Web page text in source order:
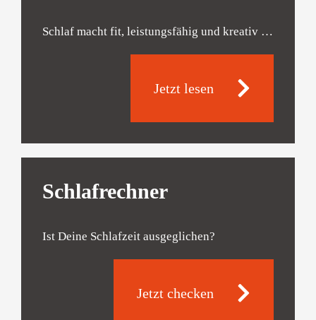
Schlaf macht fit, leistungsfähig und kreativ …
Jetzt lesen
Schlafrechner
Ist Deine Schlafzeit ausgeglichen?
Jetzt checken